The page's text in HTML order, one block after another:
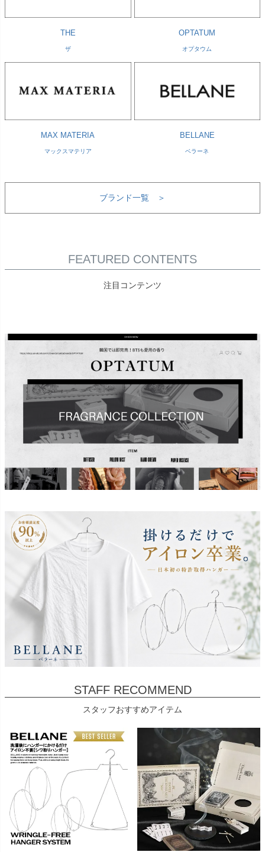
THE
ザ
OPTATUM
オプタウム
MAX MATERIA
マックスマテリア
BELLANE
ベラーネ
ブランド一覧 ＞
FEATURED CONTENTS
注目コンテンツ
STAFF RECOMMEND
スタッフおすすめアイテム